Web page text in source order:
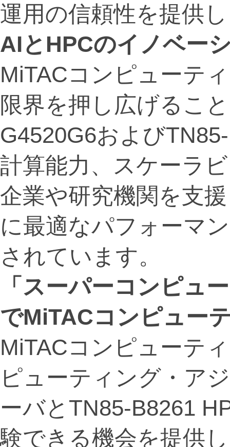
運用の信頼性を提供
AIと HPCのイノベー
MiTACコンピューテ
限界を押し広げるこ
G4520G6および
計算能力、スケーラ
企業や研究機関を支
に最適なパフォーマ
されています。
「スーパーコンピュ
でMiTACコンピュー
MiTACコンピューテ
ピューティング・ア
ーバとTN85-B8261
験できる機会を提供